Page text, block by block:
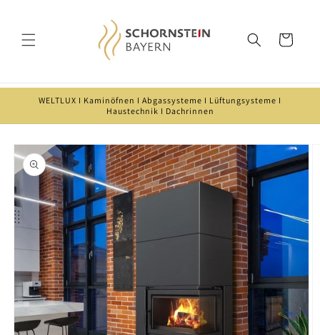
Warenkorb
WELTLUX I Kaminöfnen I Abgassysteme I Lüftungsysteme I
Haustechnik I Dachrinnen